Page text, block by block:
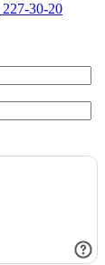
227-30-20